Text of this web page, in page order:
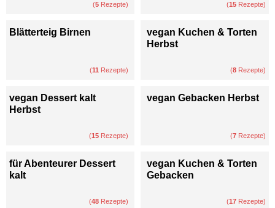
(5 Rezepte) (15 Rezepte)
Blätterteig Birnen
(11 Rezepte)
vegan Kuchen & Torten
Herbst
(8 Rezepte)
vegan Dessert kalt
Herbst
(15 Rezepte)
vegan Gebacken Herbst
(7 Rezepte)
für Abenteurer Dessert
kalt
(48 Rezepte)
vegan Kuchen & Torten
Gebacken
(17 Rezepte)